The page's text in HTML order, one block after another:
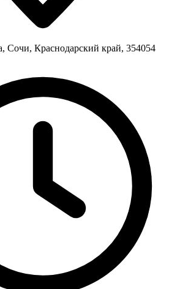
Сочи, Краснодарский край, 354054